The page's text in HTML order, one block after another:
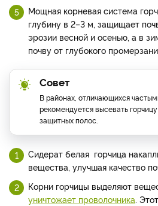
Мощная корневая система
глубину в 2–3 м, защищает
эрозии весной и осенью, а в
почву от глубокого
Совет
В районах, отличающихся
рекомендуется высевать
защитных полос.
Сидерат белая горчица
вещества, улучшая качество
Корни горчицы выделяют
уничтожает проволочника.